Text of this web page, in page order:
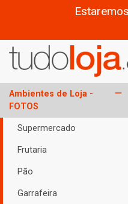
Ambientes de Loja -
FOTOS
remove
Supermercado
Frutaria
Pão
Garrafeira